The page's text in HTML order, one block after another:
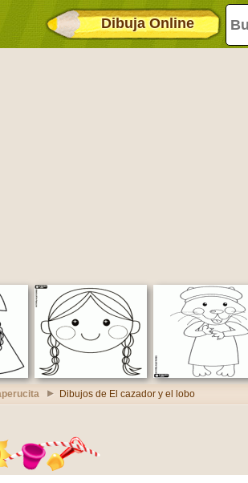
Dibuja Online
Dibujos de El cazador y el lobo